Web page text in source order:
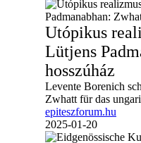
Utópikus
Lütjens
hosszúház
Levente Borenich
Zwhatt für das
epiteszforum.hu
2025-01-20